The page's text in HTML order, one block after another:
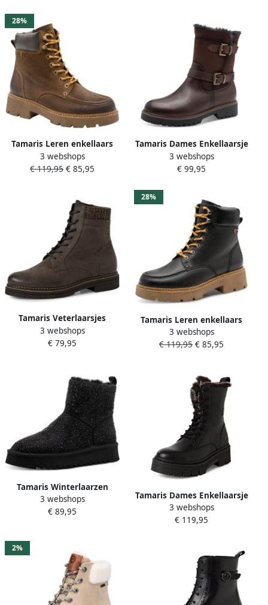
28%
Tamaris Leren enkellaars
voor dames 1-26903-45-310
Laarzen met warme voering
3 webshops
€ 119,95 € 85,95
Tamaris Dames Enkellaarsje
1-26820-45 304
3 webshops
€ 99,95
Tamaris Veterlaarsjes
chocoladebruin bruin
gemêleerd
3 webshops
€ 79,95
28%
Tamaris Leren enkellaars
voor dames 1-26903-45-003
Laarzen met warme voering
3 webshops
€ 119,95 € 85,95
Tamaris Winterlaarzen
plateau enkellaars bezet
met allover-strassstenen
3 webshops
€ 89,95
Tamaris Dames Enkellaarsje
1-26240-45 003
3 webshops
€ 119,95
2%